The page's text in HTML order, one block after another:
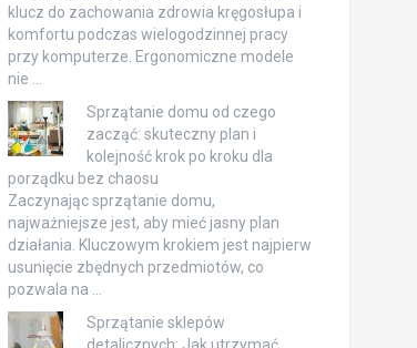
klucz do zachowania zdrowia kręgosłupa i
komfortu podczas wielogodzinnej pracy
przy komputerze. Ergonomiczne modele
nie …
Sprzątanie domu od czego
zacząć: skuteczny plan i
kolejność krok po kroku dla
porządku bez chaosu
Zaczynając sprzątanie domu,
najważniejsze jest, aby mieć jasny plan
działania. Kluczowym krokiem jest najpierw
usunięcie zbędnych przedmiotów, co
pozwala na …
Sprzątanie sklepów